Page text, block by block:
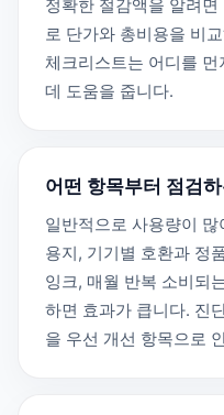
정확한 절감액을 알려
로 단가와 총비용을 비
체크리스트는 어디를
데 도움을 줍니다.
어떤 항목부터 점검
일반적으로 사용량이
용지, 기기별 호환과 정
잉크, 매월 반복 소비되
하면 효과가 큽니다. 진
을 우선 개선 항목으로